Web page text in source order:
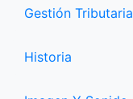
Gestión Tributaria
Historia